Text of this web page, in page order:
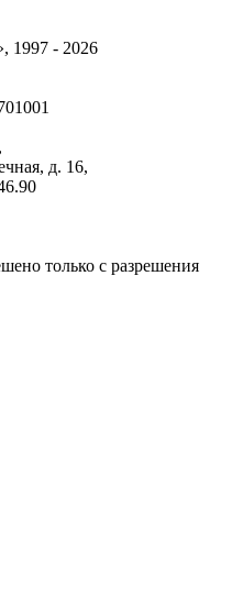
1997 - 2026
д. 16,
только с разрешения